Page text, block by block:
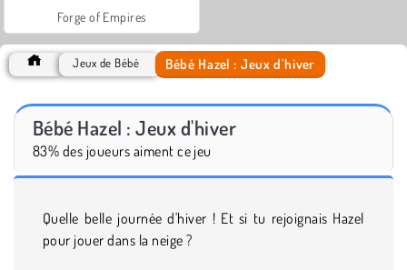
Forge of Empires
Jeux de Bébé Bébé Hazel : Jeux d'hiver
Bébé Hazel : Jeux d'hiver
83% des joueurs aiment ce jeu
Quelle belle journée d'hiver ! Et si tu rejoignais Hazel
pour jouer dans la neige ?